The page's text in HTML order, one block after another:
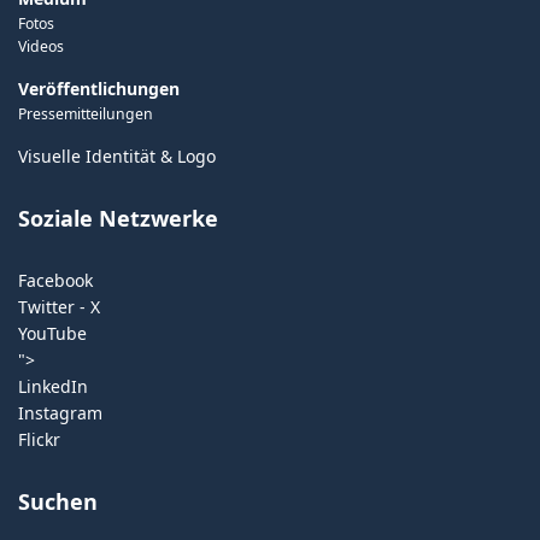
Fotos
Videos
Veröffentlichungen
Pressemitteilungen
Visuelle Identität & Logo
Soziale Netzwerke
Facebook
Twitter - X
YouTube
">
LinkedIn
Instagram
Flickr
Suchen